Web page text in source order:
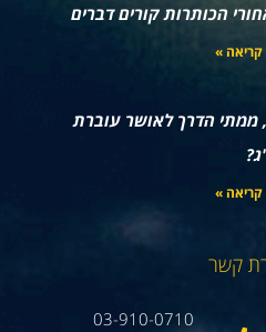
הכותרות קורים דברים
»
ממתי הדרך לאושר עוברת
»
קשר
03-910-0710